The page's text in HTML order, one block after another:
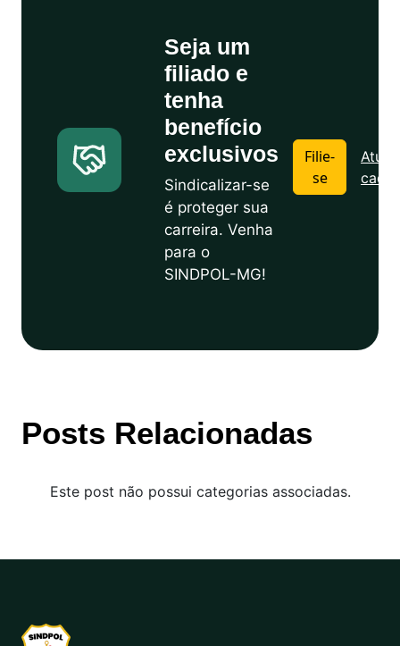
Seja um
filiado e
tenha
benefício
exclusivos
Sindicalizar-se
é proteger sua
carreira. Venha
para o
SINDPOL-MG!
Filie-
se
Posts Relacionadas
Este post não possui categorias associadas.